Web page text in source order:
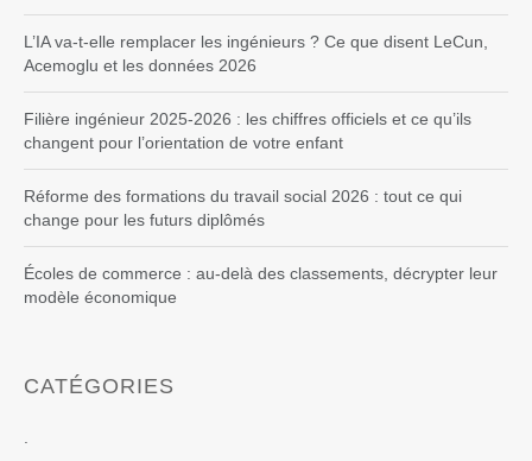
L’IA va-t-elle remplacer les ingénieurs ? Ce que disent LeCun,
Acemoglu et les données 2026
Filière ingénieur 2025-2026 : les chiffres officiels et ce qu’ils
changent pour l’orientation de votre enfant
Réforme des formations du travail social 2026 : tout ce qui
change pour les futurs diplômés
Écoles de commerce : au-delà des classements, décrypter leur
modèle économique
CATÉGORIES